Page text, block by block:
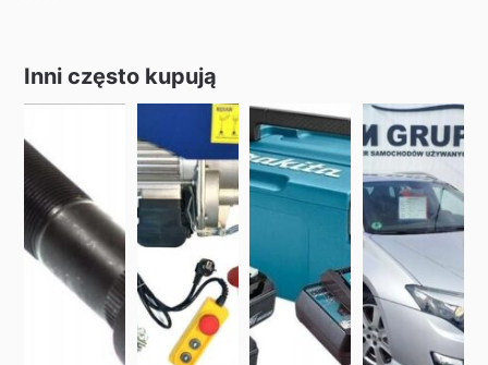
Inni często kupują